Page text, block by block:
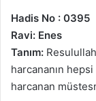
Hadis No : 0395
Ravi: Enes
Tanım:
harcananın
harcanan